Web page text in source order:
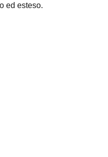
ed esteso.